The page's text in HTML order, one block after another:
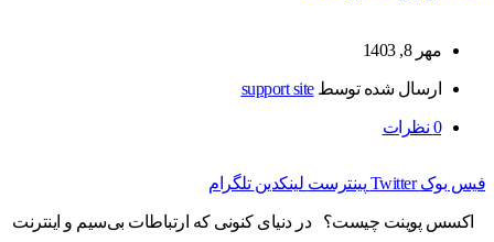
مهر 8, 1403
ارسال شده توسطsupport site
0 نظرات
فیس بوک Twitter پینترست لینکدین تلگرام
اکسس پوینت چیست؟ در دنیای کنونی که ارتباطات بی‌سیم و اینترنت